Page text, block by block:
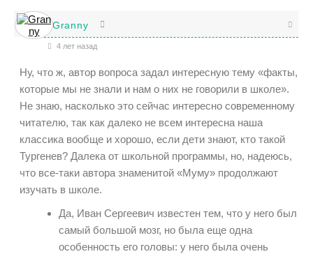
Granny
4 лет назад
Ну, что ж, автор вопроса задал интересную тему «факты,
которые мы не знали и нам о них не говорили в школе».
Не знаю, насколько это сейчас интересно современному
читателю, так как далеко не всем интересна наша
классика вообще и хорошо, если дети знают, кто такой
Тургенев? Далека от школьной программы, но, надеюсь,
что все-таки автора знаменитой «Муму» продолжают
изучать в школе.
Да, Иван Сергеевич известен тем, что у него был
самый большой мозг, но была еще одна
особенность его головы: у него была очень